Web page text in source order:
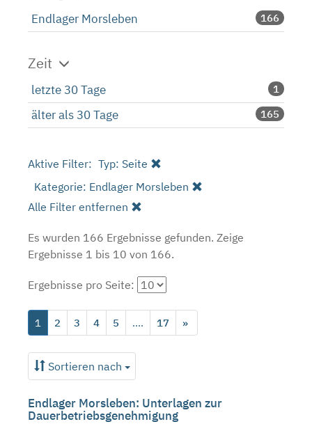
Endlager Morsleben 166
Zeit
letzte 30 Tage 1
älter als 30 Tage 165
Aktive Filter: Typ: Seite
Kategorie: Endlager Morsleben
Alle Filter entfernen
Es wurden 166 Ergebnisse gefunden. Zeige
Ergebnisse 1 bis 10 von 166.
Ergebnisse pro Seite:
1 2 3 4 5 .... 17 »
Sortieren nach
Endlager Morsleben: Unterlagen zur
Dauerbetriebsgenehmigung